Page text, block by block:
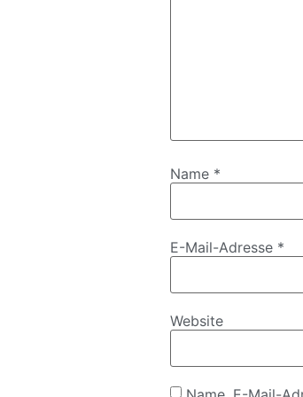
Name *
E-Mail-Adresse *
Website